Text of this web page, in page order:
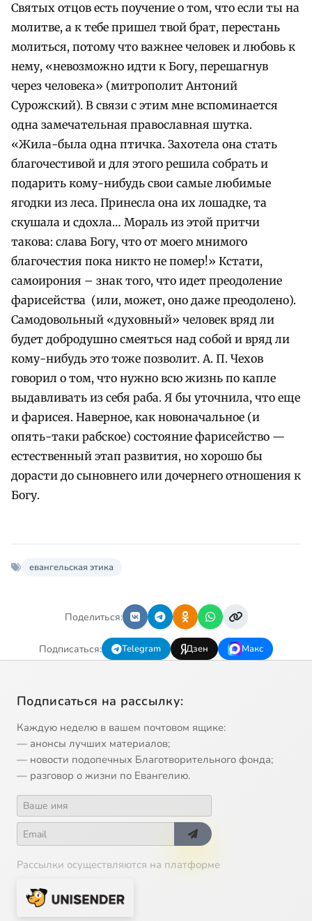
Святых отцов есть поучение о том, что если ты на
молитве, а к тебе пришел твой брат, перестань
молиться, потому что важнее человек и любовь к
нему, «невозможно идти к Богу, перешагнув
через человека» (митрополит Антоний
Сурожский). В связи с этим мне вспоминается
одна замечательная православная шутка.
«Жила-была одна птичка. Захотела она стать
благочестивой и для этого решила собрать и
подарить кому-нибудь свои самые любимые
ягодки из леса. Принесла она их лошадке, та
скушала и сдохла… Мораль из этой притчи
такова: слава Богу, что от моего мнимого
благочестия пока никто не помер!» Кстати,
самоирония – знак того, что идет преодоление
фарисейства (или, может, оно даже преодолено).
Самодовольный «духовный» человек вряд ли
будет добродушно смеяться над собой и вряд ли
кому-нибудь это тоже позволит. А. П. Чехов
говорил о том, что нужно всю жизнь по капле
выдавливать из себя раба. Я бы уточнила, что еще
и фарисея. Наверное, как новоначальное (и
опять-таки рабское) состояние фарисейство —
естественный этап развития, но хорошо бы
дорасти до сыновнего или дочернего отношения к
Богу.
евангельская этика
Поделиться:
Подписаться: Telegram Дзен Макс
Подписаться на рассылку:
Каждую неделю в вашем почтовом ящике:
— анонсы лучших материалов;
— новости подопечных Благотворительного фонда;
— разговор о жизни по Евангелию.
Рассылки осуществляются на платформе